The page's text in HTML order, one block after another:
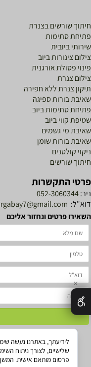
חיתוך שורשים בצנרת
פתיחת סתימות
שירותי ביובית
צילום צינורות ביוב
פינוי פסולת אורגנית
צילום צנרת
תיקון צנרת ללא חפירה
שאיבת בורות ספיגה
פתיחת סתימות ביוב
שטיפת קווי ביוב
שאיבת מי גשמים
שאיבת בורות שומן
ניקוי קולטנים
חיתוך שורשים
פרטי התקשרות
ניר:052-3060344
דוא"ל:
השאירו פרטים ונחזור אליכם
✕
שלישיים, לצורך ניתוח
פרסום מותאם אישית.